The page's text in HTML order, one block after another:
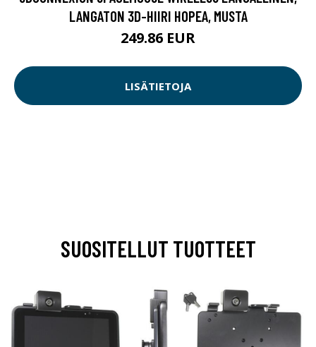
LANGATON 3D-HIIRI HOPEA, MUSTA
249.86 EUR
LISÄTIETOJA
SUOSITELLUT TUOTTEET